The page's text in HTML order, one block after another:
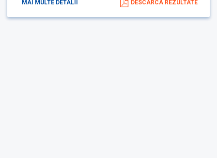
MAI MULTE DETALII DESCARCA REZULTATE